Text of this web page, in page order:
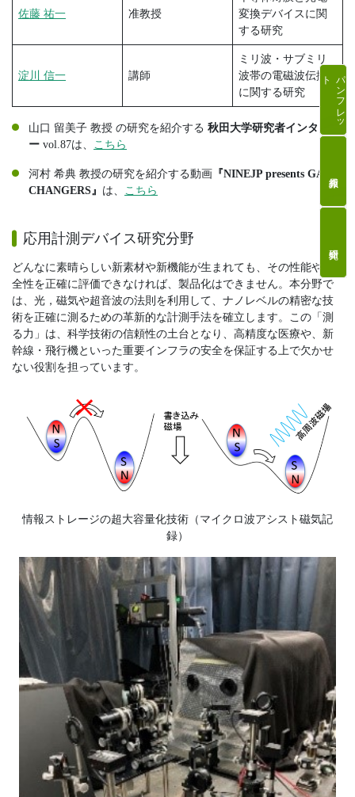
パ
ン
フ
レ
ッ
ト
佐藤 祐一 准教授
変換デバイスに関
する研究
淀川 信一 講師
ミリ波・サブミリ
波帯の電磁波伝搬
に関する研究
山口 留美子 教授 の研究を紹介する 秋田大学研究者インタビュ
ー vol.87は、 こちら
河村 希典 教授の研究を紹介する動画 『NINEJP presents GAME
CHANGERS』 は、 こちら
応用計測デバイス研究分野
どんなに素晴らしい新素材や新機能が生まれても、その性能や安
全性を正確に評価できなければ、製品化はできません。本分野で
は、光，磁気や超音波の法則を利用して、ナノレベルの精密な技
術を正確に測るための革新的な計測手法を確立します。この「測
る力」は、科学技術の信頼性の土台となり、高精度な医療や、新
幹線・飛行機といった重要インフラの安全を保証する上で欠かせ
ない役割を担っています。
情報ストレージの超大容量化技術（マイクロ波アシスト磁気記
録）